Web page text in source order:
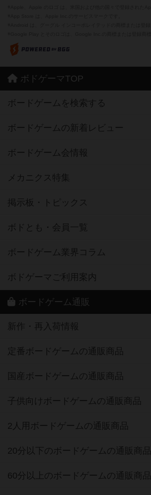
ボドゲーマTOP
ボードゲームを検索する
ボードゲームの新着レビュー
ボードゲーム会情報
メカニクス特集
掲示板・トピックス
ボドとも・会員一覧
ボードゲーム業界コラム
ボドゲーマご利用案内
ボードゲーム通販
新作・再入荷情報
定番ボードゲームの通販商品
国産ボードゲームの通販商品
子供向けボードゲームの通販商品
2人用ボードゲームの通販商品
20分以下のボードゲームの通販商品
60分以上のボードゲームの通販商品